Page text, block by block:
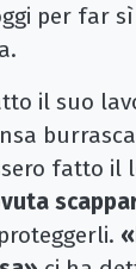
per far
il suo
fatto il